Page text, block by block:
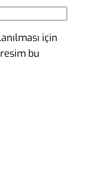
için
bu